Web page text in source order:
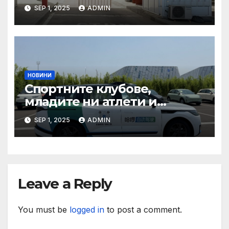
органи откриха нарушения
при пътувания
SEP 1, 2025 ADMIN
НОВИНИ
Спортните клубове,
младите ни атлети и
техните треньори имат
нужда от нашата подкрепа
и ние ще им я осигурим
SEP 1, 2025 ADMIN
Leave a Reply
You must be logged in to post a comment.